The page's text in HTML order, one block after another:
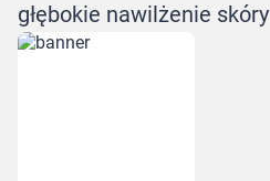
głębokie nawilżenie skóry